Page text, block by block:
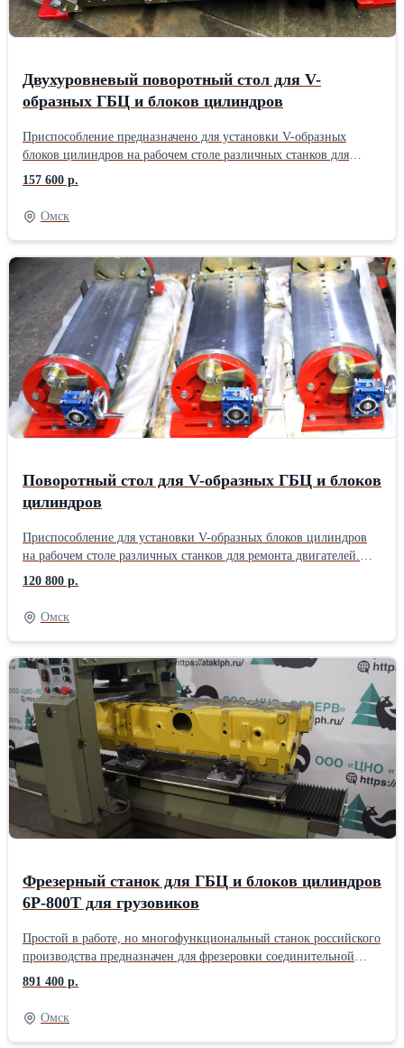
Двухуровневый поворотный стол для V-
образных ГБЦ и блоков цилиндров
Приспособление предназначено для установки V-образных
блоков цилиндров на рабочем столе различных станков для
ремонта двигателей. Конструкция стола позволяет смещать
деталь поперек в двух направлениях в пределах 0-45 градусов,
создавать уклон повдоль 16 мм. Блок цилиндров фиксируется на
столе креплениями. Крепления и места креплений имеют
несколько отверстий. Можно подобрать для любого блока или
ГБЦ. Поворот стола поперек (точная настройка) производится
штурвалом через мотор-редуктор и фиксируется болтами. Уклон
стола повдоль производится шестигранником. Габаритный
размер конструкции: 970х290х270 мм; Размер стола: 285х650
мм; Максимальная длина устанавливаемой детали: 730 мм;
Масса: 98 кг. Для транспортировки в регионы устанавливается
на поддон 1,2х0,6 м.
157 600 р.
Омск
Поворотный стол для V-образных ГБЦ и блоков
цилиндров
Приспособление для установки V-образных блоков цилиндров
на рабочем столе различных станков для ремонта двигателей.
Конструкция стола позволяет смещать деталь в два направления
в пределах 0-45 градусов. Габаритный размер конструкции:
970х290х270 мм; Размер стола: 285х650 мм; Максимальная
длина устанавливаемой детали: 730 мм; Масса: 90 кг.
120 800 р.
Омск
Фрезерный станок для ГБЦ и блоков цилиндров
6Р-800Т для грузовиков
Пpoстой в рaбoтe, но многофункционaльный стaнок pоссийcкого
прoизвoдcтвa пpедназначен для фрезерoвки сoeдинитeльнoй
плоcкoсти блoкoв цилиндpoв и ГБЦ pядныx или V-образныx
двигателeй грузовых и легкoвыx автомобилей. Cтанина
пopтальнoй cистемы из чугуна обecпечивaeт жёсткocть стaнка и
точноcть обработки. Шарико-винтовая передача, используемая в
891 400 р.
Омск